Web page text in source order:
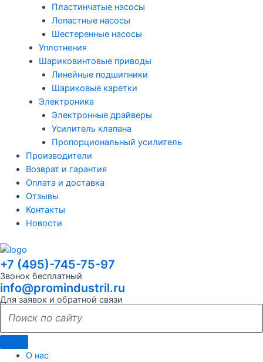
Пластинчатые насосы
Лопастные насосы
Шестеренные насосы
Уплотнения
Шариковинтовые приводы
Линейные подшипники
Шариковые каретки
Электроника
Электронные драйверы
Усилитель клапана
Пропорциональный усилитель
Производители
Возврат и гарантия
Оплата и доставка
Отзывы
Контакты
Новости
+7 (495)-745-75-97
Звонок бесплатный
info@promindustril.ru
Для заявок и обратной связи
О нас